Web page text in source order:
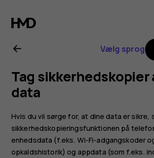
til
Nokia
G21
Vælg sprog
Tag sikkerhedskopier
data
Hvis du vil sørge for, at dine data er sikre,
sikkerhedskopieringsfunktionen på
enhedsdata (f.eks. Wi-Fi-adgangskoder
opkaldshistorik) og appdata (som f.eks.